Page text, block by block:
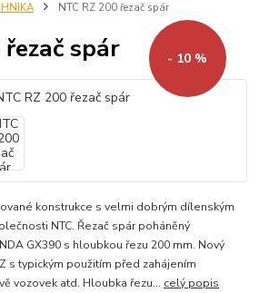
NTC RZ 200 řezač spár
spár - 10 %
konstrukce s velmi dobrým dílenským
NTC. Řezač spár poháněný
GX390 s hloubkou řezu 200 mm. Nový
s typickým použitím před zahájením
vozovek atd. Hloubka řezu... celý popis